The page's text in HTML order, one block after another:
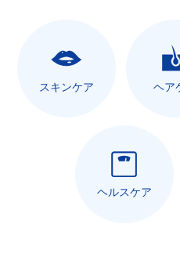
スキンケア ヘア
ヘルスケア